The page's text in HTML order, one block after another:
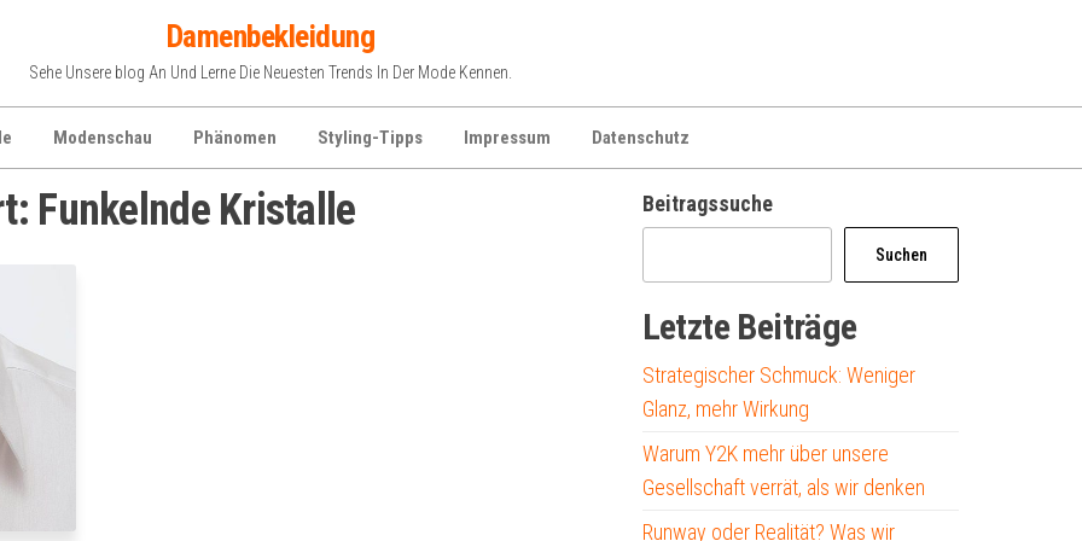
Damenbekleidung
Sehe Unsere blog An Und Lerne Die Neuesten Trends In Der Mode Kennen.
Modenschau Phänomen Styling-Tipps Impressum Datenschutz
Funkelnde Kristalle Beitragssuche
Suchen
Letzte Beiträge
Strategischer Schmuck: Weniger
Glanz, mehr Wirkung
Warum Y2K mehr über unsere
Gesellschaft verrät, als wir denken
Runway oder Realität? Was wir